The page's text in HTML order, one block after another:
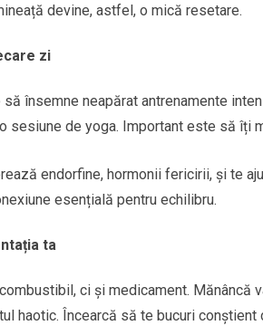
devine, astfel, o mică resetare.
zi
să însemne neapărat antrenamente
sesiune de yoga. Important este să îți
endorfine, hormonii fericirii, și te
esențială pentru echilibru.
ta
ci și medicament.
haotic. Încearcă să te bucuri